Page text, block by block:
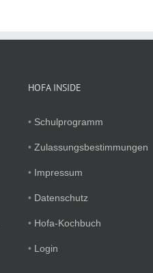
HOFA INSIDE
• Schulprogramm
• Zulassungsbestimmungen
• Impressum
• Datenschutz
• Hofa-Kochbuch
• Login